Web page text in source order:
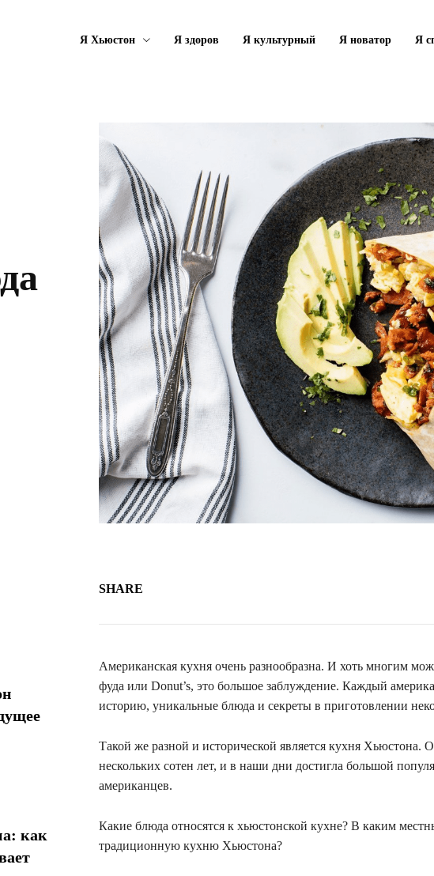
Я Хьюстон Я здоров Я культурный Я новатор Я
как
SHARE
Американская кухня очень разнообразна. И хоть многим
фуда или Donut’s, это большое заблуждение. Каждый
историю, уникальные блюда и секреты в приготовлении
Такой же разной и исторической является кухня Хьюстона.
нескольких сотен лет, и в наши дни достигла большой
американцев.
Какие блюда относятся к хьюстонской кухне? В каким
традиционную кухню Хьюстона?